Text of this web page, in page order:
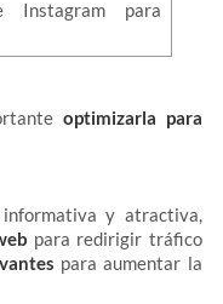
optimizarla para
y atractiva,
para redirigir tráfico
para aumentar la